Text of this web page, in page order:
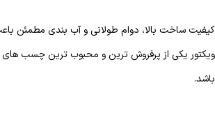
کیفیت ساخت بالا، دوام طولانی و آب بندی مطمئن
باشد.